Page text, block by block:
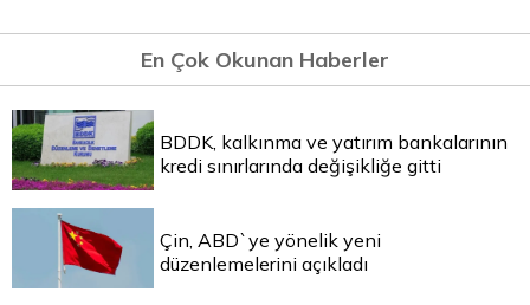
En Çok Okunan Haberler
BDDK, kalkınma ve yatırım bankalarının
kredi sınırlarında değişikliğe gitti
Çin, ABD`ye yönelik yeni
düzenlemelerini açıkladı